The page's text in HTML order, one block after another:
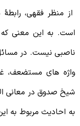
منظر فقهی،
به این معنی که
نیست. در مسائل
های مستضعف،
صدوق در معانی